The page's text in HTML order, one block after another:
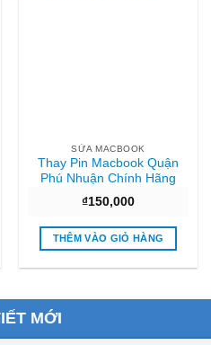
SỬA MACBOOK
Thay Pin Macbook Quận
Phú Nhuận Chính Hãng
₫150,000
THÊM VÀO GIỎ HÀNG
MỚI